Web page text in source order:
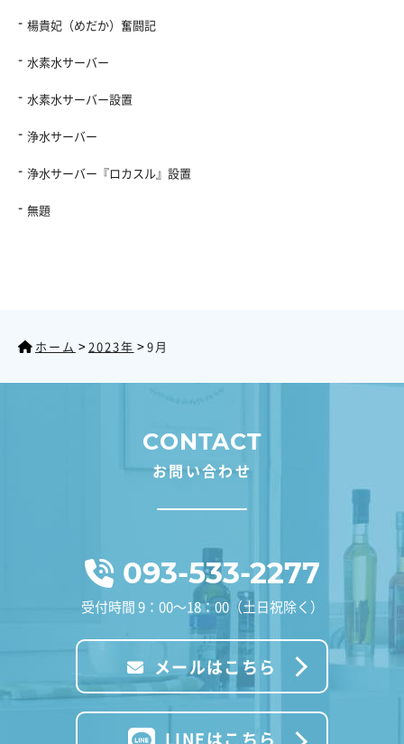
楊貴妃（めだか）奮闘記
水素水サーバー
水素水サーバー設置
浄水サーバー
浄水サーバー『ロカスル』設置
無題
ホーム >2023年 >9月
CONTACT
お問い合わせ
093-533-2277
受付時間 9：00～18：00（土日祝除く）
メールはこちら
LINEはこちら